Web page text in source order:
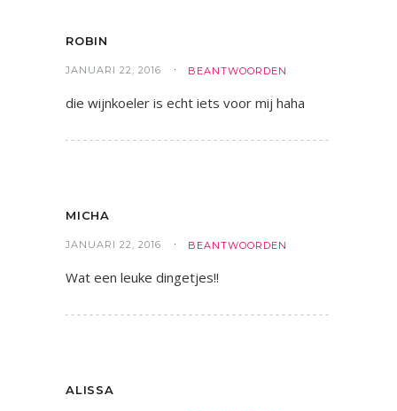
ROBIN
JANUARI 22, 2016 BEANTWOORDEN
die wijnkoeler is echt iets voor mij haha
MICHA
JANUARI 22, 2016 BEANTWOORDEN
Wat een leuke dingetjes!!
ALISSA